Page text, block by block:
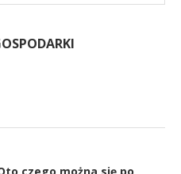
czego można się po